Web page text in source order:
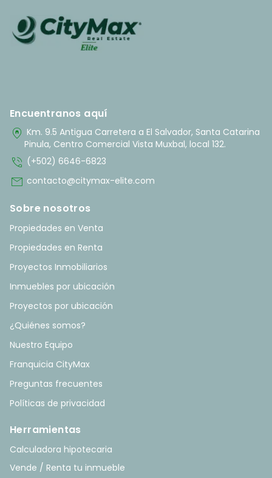
Encuentranos aquí
home_pin Km. 9.5 Antigua Carretera a El Salvador, Santa Catarina
Pinula, Centro Comercial Vista Muxbal, local 132.
phone_in_talk (+502) 6646-6823
mail contacto@citymax-elite.com
Sobre nosotros
Propiedades en Venta
Propiedades en Renta
Proyectos Inmobiliarios
Inmuebles por ubicación
Proyectos por ubicación
¿Quiénes somos?
Nuestro Equipo
Franquicia CityMax
Preguntas frecuentes
Políticas de privacidad
Herramientas
Calculadora hipotecaria
Vende / Renta tu inmueble